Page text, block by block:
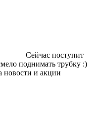
Сейчас поступит
поднимать трубку :)
новости и акции